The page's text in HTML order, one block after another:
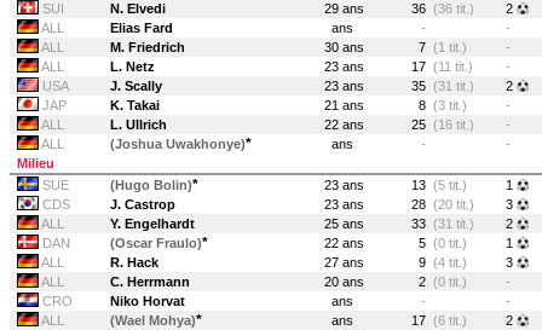
SUI
N. Elvedi 29 ans 36 (36 tit.)
2
ALL
Elias Fard ans -
-
ALL
M. Friedrich 30 ans 7 (1 tit.)
-
ALL
L. Netz 23 ans 17 (11 tit.)
-
USA
J. Scally 23 ans 35 (31 tit.)
2
JAP
K. Takai 21 ans 8 (3 tit.)
-
ALL
L. Ullrich 22 ans 25 (16 tit.)
-
ALL
(Joshua Uwakhonye)* ans -
-
Milieu
SUE
(Hugo Bolin)* 23 ans 13 (5 tit.)
1
CDS
J. Castrop 23 ans 28 (20 tit.)
3
ALL
Y. Engelhardt 25 ans 33 (31 tit.)
2
DAN
(Oscar Fraulo)* 22 ans 5 (0 tit.)
1
ALL
R. Hack 27 ans 9 (4 tit.)
3
ALL
C. Herrmann 20 ans 2 (0 tit.)
-
CRO
Niko Horvat ans -
-
ALL
(Wael Mohya)* ans 17 (6 tit.)
2